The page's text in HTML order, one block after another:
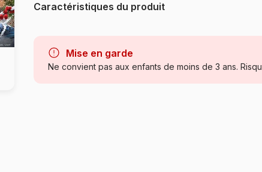
Caractéristiques du produit
Catégorie
Age
Puzzle pour
Mise en garde
Ne convient pas aux enfants de moins de 3 ans.